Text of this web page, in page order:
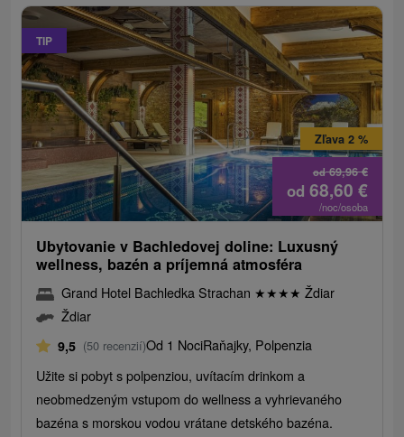
TIP
od69,96€
Zľava 2 %
od 68,60 €
/noc/osoba
Ubytovanie v Bachledovej doline: Luxusný
wellness, bazén a príjemná atmosféra
Grand Hotel Bachledka Strachan ★★★★ Ždiar
Ždiar
9,5 (50 recenzií)Od 1 NociRaňajky, Polpenzia
Užite si pobyt s polpenziou, uvítacím drinkom a
neobmedzeným vstupom do wellness a vyhrievaného
bazéna s morskou vodou vrátane detského bazéna.